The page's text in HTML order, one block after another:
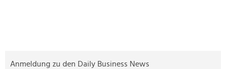
Anmeldung zu den Daily Business News